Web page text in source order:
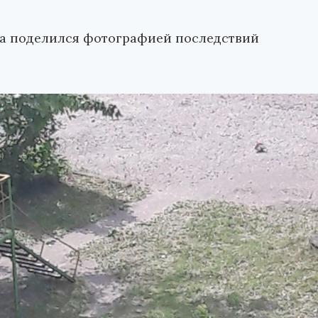
поделился фотографией последствий